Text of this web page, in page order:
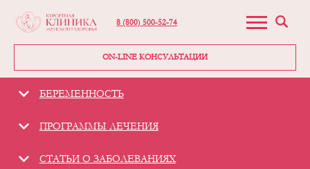
8 (800) 500-52-74
ON-LINE КОНСУЛЬТАЦИИ
БЕРЕМЕННОСТЬ
ПРОГРАММЫ ЛЕЧЕНИЯ
СТАТЬИ О ЗАБОЛЕВАНИЯХ